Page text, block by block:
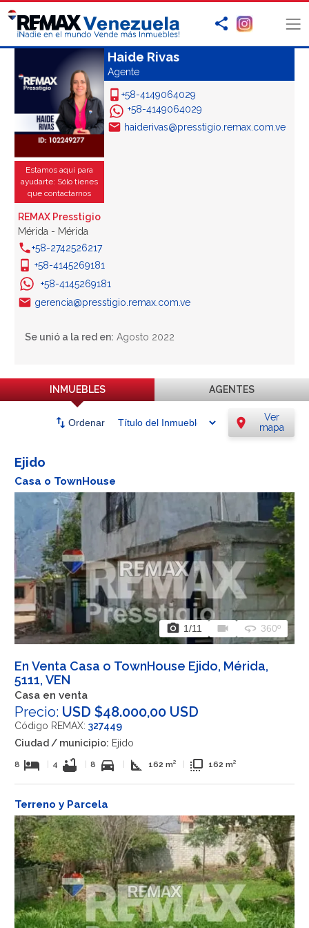
Estamos aquí para
ayudarte: Sólo tienes
que contactarnos
Haide Rivas
Agente
+58-4149064029
+58-4149064029
haiderivas@presstigio.remax.com.ve
REMAX Presstigio
Mérida - Mérida
+58-2742526217
+58-4145269181
+58-4145269181
gerencia@presstigio.remax.com.ve
Se unió a la red en: Agosto 2022
INMUEBLES AGENTES
swap_vert Ordenar location_on
Ver
mapa
Ejido
Casa o TownHouse
photo_camera 1/11 videocam 360 360º
En Venta Casa o TownHouse Ejido, Mérida,
5111, VEN
Casa en venta
Precio: USD $48.000,00 USD
Código REMAX: 327449
Ciudad / municipio: Ejido
8 hotel 4 bathtub 8 directions_car square_foot 162 m² flip_to_front 162 m²
Terreno y Parcela